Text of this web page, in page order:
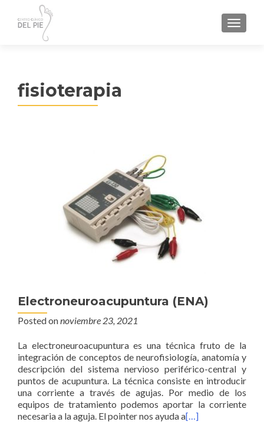
fisioterapia
Electroneuroacupuntura (ENA)
Posted onnoviembre 23, 2021
La electroneuroacupuntura es una técnica fruto de la
integración de conceptos de neurofisiología, anatomía y
descripción del sistema nervioso periférico-central y
puntos de acupuntura. La técnica consiste en introducir
una corriente a través de agujas. Por medio de los
equipos de tratamiento podemos aportar la corriente
necesaria a la aguja. El pointer nos ayuda a[…]